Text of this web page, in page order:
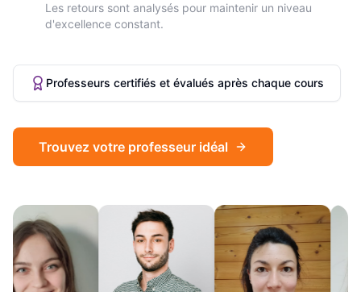
Les retours sont analysés pour maintenir un niveau
d'excellence constant.
Professeurs certifiés et évalués après chaque cours
Trouvez votre professeur idéal